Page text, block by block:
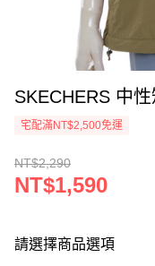
SKECHERS 中
宅配滿NT$2,500免運
NT$2,290
NT$1,590
請選擇商品選項